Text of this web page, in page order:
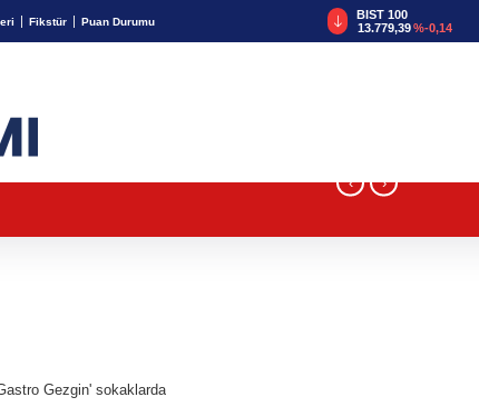
Fikstür Puan Durumu6.660,55
BIST 100
13.779,39 %-0,14
‹ ›
Gezgin' sokaklarda